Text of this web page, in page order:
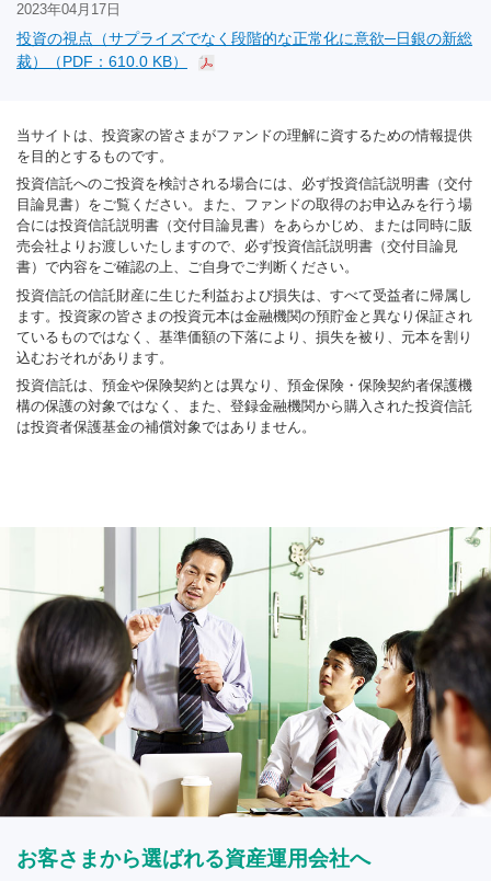
2023年04月17日
投資の視点（サプライズでなく段階的な正常化に意欲─日銀の新総
裁）（PDF：610.0 KB）
当サイトは、投資家の皆さまがファンドの理解に資するための情報提供
を目的とするものです。
投資信託へのご投資を検討される場合には、必ず投資信託説明書（交付
目論見書）をご覧ください。また、ファンドの取得のお申込みを行う場
合には投資信託説明書（交付目論見書）をあらかじめ、または同時に販
売会社よりお渡しいたしますので、必ず投資信託説明書（交付目論見
書）で内容をご確認の上、ご自身でご判断ください。
投資信託の信託財産に生じた利益および損失は、すべて受益者に帰属し
ます。投資家の皆さまの投資元本は金融機関の預貯金と異なり保証され
ているものではなく、基準価額の下落により、損失を被り、元本を割り
込むおそれがあります。
投資信託は、預金や保険契約とは異なり、預金保険・保険契約者保護機
構の保護の対象ではなく、また、登録金融機関から購入された投資信託
は投資者保護基金の補償対象ではありません。
お客さまから選ばれる資産運用会社へ